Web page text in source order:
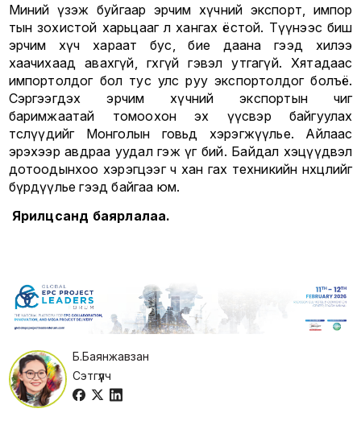
Б.Баянжавзан
Сэтгүүлч
Миний үзэж буйгаар эрчим хүчний экспорт, импор
тын зохистой харьцааг л хангах ёстой. Түүнээс биш
эрчим хүч хараат бус, бие даана гээд хилээ
хаачихаад авахгүй, өгөхгүй гэвэл утгагүй. Хятадаас
импортолдог бол тус улс руу экспортолдог болъё.
Сэргээгдэх эрчим хүчний экспортын чиг
баримжаатай томоохон эх үүсвэр байгуулах
төслүүдийг Монголын говьд хэрэгжүүлье. Айлаас
эрэхээр авдраа уудал гэж үг бий. Байдал хэцүүдвэл
дотоодынхоо хэрэгцээг ч хан гах техникийн нөхцөлийг
бүрдүүлье гээд байгаа юм.
Ярилцсанд баярлалаа.